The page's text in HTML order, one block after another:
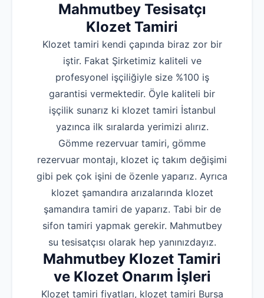
Mahmutbey Tesisatçı
Klozet Tamiri
Klozet tamiri kendi çapında biraz zor bir
iştir. Fakat Şirketimiz kaliteli ve
profesyonel işçiliğiyle size %100 iş
garantisi vermektedir. Öyle kaliteli bir
işçilik sunarız ki klozet tamiri İstanbul
yazınca ilk sıralarda yerimizi alırız.
Gömme rezervuar tamiri, gömme
rezervuar montajı, klozet iç takım değişimi
gibi pek çok işini de özenle yaparız. Ayrıca
klozet şamandıra arızalarında klozet
şamandıra tamiri de yaparız. Tabi bir de
sifon tamiri yapmak gerekir. Mahmutbey
su tesisatçısı olarak hep yanınızdayız.
Mahmutbey Klozet Tamiri
ve Klozet Onarım İşleri
Klozet tamiri fiyatları, klozet tamiri Bursa